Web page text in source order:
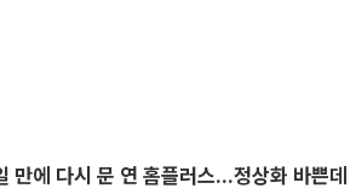
만에 다시 문 연 홈플러스…정상화 바쁜데